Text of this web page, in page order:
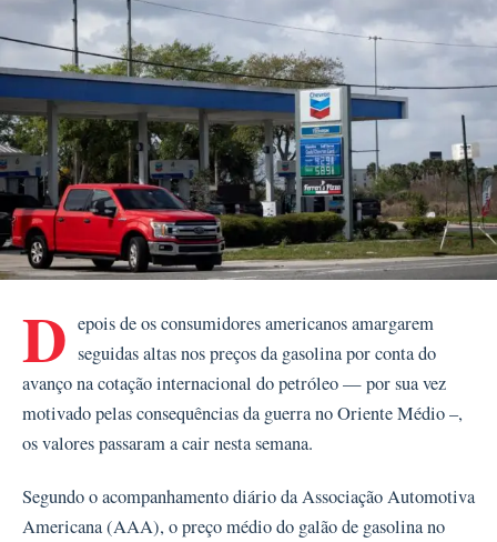
D epois de os consumidores americanos amargarem
seguidas altas nos preços da gasolina por conta do
avanço na cotação internacional do petróleo — por sua vez
motivado pelas consequências da guerra no Oriente Médio –,
os valores passaram a cair nesta semana.
Segundo o acompanhamento diário da Associação Automotiva
Americana (AAA), o preço médio do galão de gasolina no